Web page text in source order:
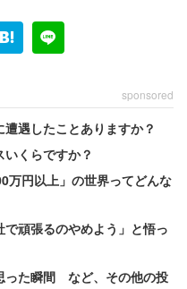
本の列車を運行する
プロフェッショナル採
業を支える現場での経験
管理者などマネジメント
sponsored
遭遇したことありますか？
いくらですか？
万円以上」の世界ってどんな
で頑張るのやめよう」と悟っ
った瞬間 など、その他の投